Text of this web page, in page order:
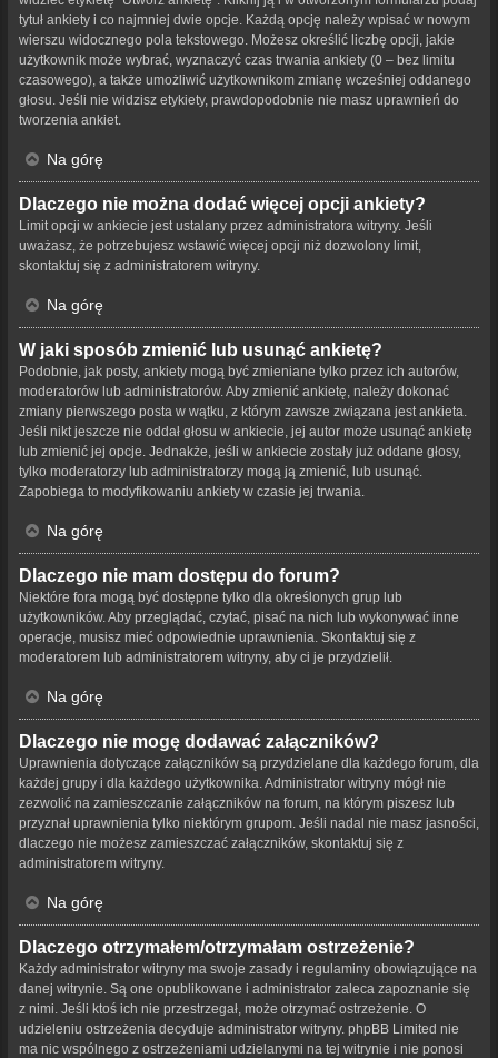
tytuł ankiety i co najmniej dwie opcje. Każdą opcję należy wpisać w nowym
wierszu widocznego pola tekstowego. Możesz określić liczbę opcji, jakie
użytkownik może wybrać, wyznaczyć czas trwania ankiety (0 – bez limitu
czasowego), a także umożliwić użytkownikom zmianę wcześniej oddanego
głosu. Jeśli nie widzisz etykiety, prawdopodobnie nie masz uprawnień do
tworzenia ankiet.
Na górę
Dlaczego nie można dodać więcej opcji ankiety?
Limit opcji w ankiecie jest ustalany przez administratora witryny. Jeśli
uważasz, że potrzebujesz wstawić więcej opcji niż dozwolony limit,
skontaktuj się z administratorem witryny.
Na górę
W jaki sposób zmienić lub usunąć ankietę?
Podobnie, jak posty, ankiety mogą być zmieniane tylko przez ich autorów,
moderatorów lub administratorów. Aby zmienić ankietę, należy dokonać
zmiany pierwszego posta w wątku, z którym zawsze związana jest ankieta.
Jeśli nikt jeszcze nie oddał głosu w ankiecie, jej autor może usunąć ankietę
lub zmienić jej opcje. Jednakże, jeśli w ankiecie zostały już oddane głosy,
tylko moderatorzy lub administratorzy mogą ją zmienić, lub usunąć.
Zapobiega to modyfikowaniu ankiety w czasie jej trwania.
Na górę
Dlaczego nie mam dostępu do forum?
Niektóre fora mogą być dostępne tylko dla określonych grup lub
użytkowników. Aby przeglądać, czytać, pisać na nich lub wykonywać inne
operacje, musisz mieć odpowiednie uprawnienia. Skontaktuj się z
moderatorem lub administratorem witryny, aby ci je przydzielił.
Na górę
Dlaczego nie mogę dodawać załączników?
Uprawnienia dotyczące załączników są przydzielane dla każdego forum, dla
każdej grupy i dla każdego użytkownika. Administrator witryny mógł nie
zezwolić na zamieszczanie załączników na forum, na którym piszesz lub
przyznał uprawnienia tylko niektórym grupom. Jeśli nadal nie masz jasności,
dlaczego nie możesz zamieszczać załączników, skontaktuj się z
administratorem witryny.
Na górę
Dlaczego otrzymałem/otrzymałam ostrzeżenie?
Każdy administrator witryny ma swoje zasady i regulaminy obowiązujące na
danej witrynie. Są one opublikowane i administrator zaleca zapoznanie się
z nimi. Jeśli ktoś ich nie przestrzegał, może otrzymać ostrzeżenie. O
udzieleniu ostrzeżenia decyduje administrator witryny. phpBB Limited nie
ma nic wspólnego z ostrzeżeniami udzielanymi na tej witrynie i nie ponosi